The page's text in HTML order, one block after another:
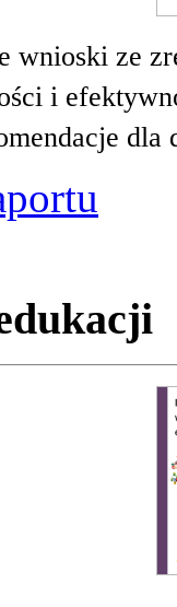
wnioski ze
i